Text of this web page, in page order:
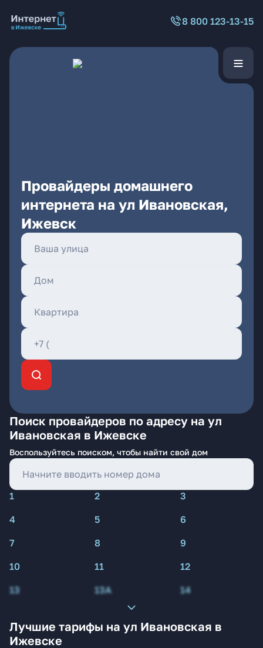
8 800 123-13-15
Провайдеры домашнего
интернета на ул Ивановская,
Ижевск
Поиск провайдеров по адресу на ул
Ивановская в Ижевске
Воспользуйтесь поиском, чтобы найти свой дом
1 2
3
4
5
6
7
8
9
10
11
12
13
13А 14
Лучшие тарифы на ул Ивановская в
Ижевске